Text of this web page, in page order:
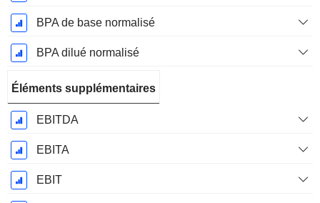
BPA de base normalisé
BPA dilué normalisé
Éléments supplémentaires
EBITDA
EBITA
EBIT